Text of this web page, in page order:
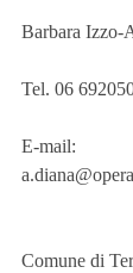
Barbara Izzo-
Tel. 06
E-mail:
Comune di